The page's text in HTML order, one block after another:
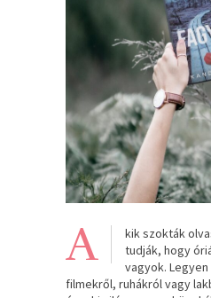
A
kik szokták
tudják, hogy
vagyok.
filmekről, ruhákról vagy